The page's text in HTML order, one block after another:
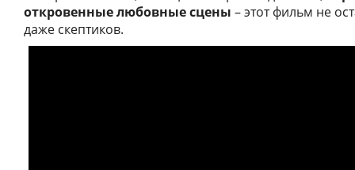
откровенные любовные сцены – этот фильм не
даже скептиков.